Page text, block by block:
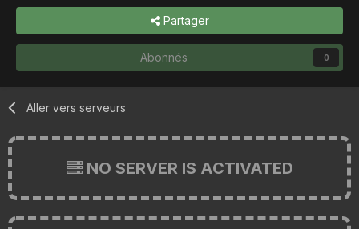
Partager
Abonnés 0
Aller vers serveurs
NO SERVER IS ACTIVATED